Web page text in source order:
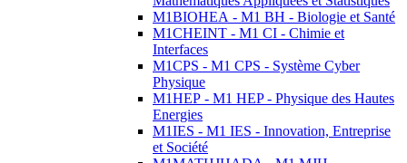
M1BIOHEA - M1 BH - Biologie et Santé
M1CHEINT - M1 CI - Chimie et
Interfaces
M1CPS - M1 CPS - Système Cyber
Physique
M1HEP - M1 HEP - Physique des Hautes
Energies
M1IES - M1 IES - Innovation, Entreprise
et Société